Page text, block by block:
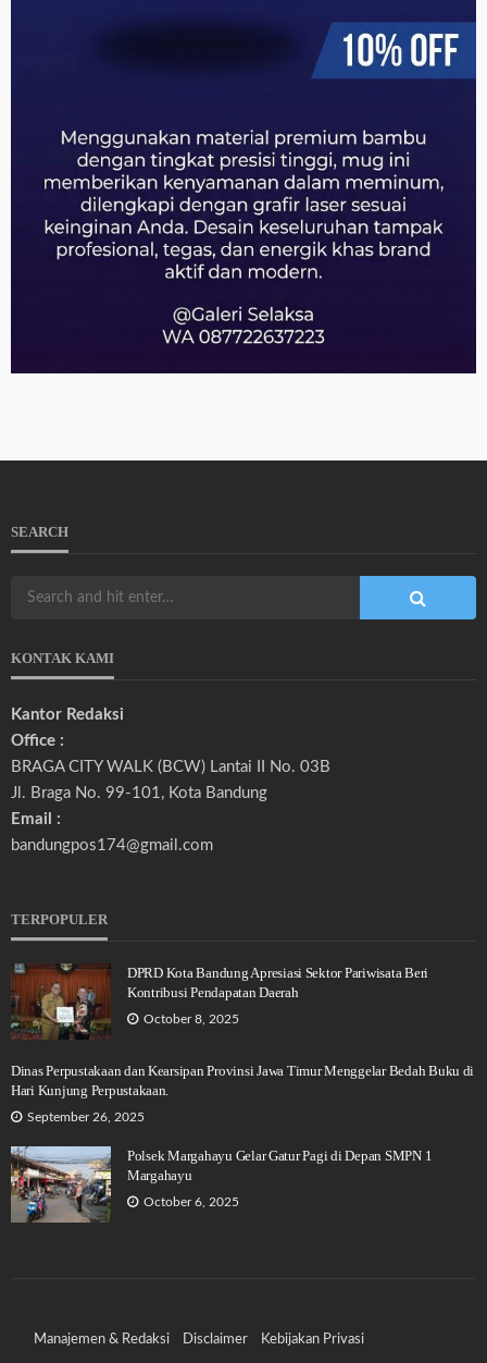
SEARCH
KONTAK KAMI
Kantor Redaksi
Office :
BRAGA CITY WALK (BCW) Lantai II No. 03B
Jl. Braga No. 99-101, Kota Bandung
Email :
bandungpos174@gmail.com
TERPOPULER
DPRD Kota Bandung Apresiasi Sektor Pariwisata Beri
Kontribusi Pendapatan Daerah
October 8, 2025
Dinas Perpustakaan dan Kearsipan Provinsi Jawa Timur Menggelar Bedah Buku di
Hari Kunjung Perpustakaan.
September 26, 2025
Polsek Margahayu Gelar Gatur Pagi di Depan SMPN 1
Margahayu
October 6, 2025
Manajemen & Redaksi Disclaimer Kebijakan Privasi